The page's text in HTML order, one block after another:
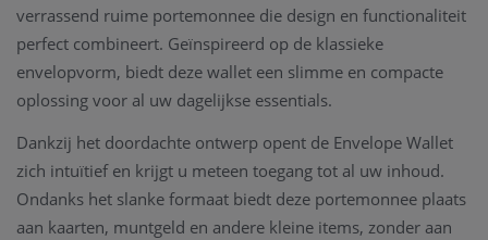
verrassend ruime portemonnee die design en functionaliteit
perfect combineert. Geïnspireerd op de klassieke
envelopvorm, biedt deze wallet een slimme en compacte
oplossing voor al uw dagelijkse essentials.
Dankzij het doordachte ontwerp opent de Envelope Wallet
zich intuïtief en krijgt u meteen toegang tot al uw inhoud.
Ondanks het slanke formaat biedt deze portemonnee plaats
aan kaarten, muntgeld en andere kleine items, zonder aan